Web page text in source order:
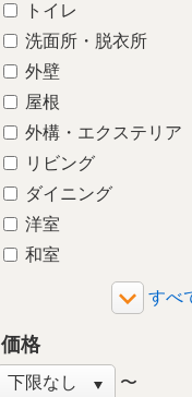
トイレ
洗面所・脱衣所
外壁
屋根
外構・エクステリア
リビング
ダイニング
洋室
和室
バルコニー・ベランダ
庭・ガーデニング
価格
〜